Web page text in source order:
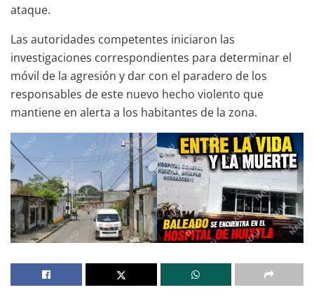
ataque.
Las autoridades competentes iniciaron las
investigaciones correspondientes para determinar el
móvil de la agresión y dar con el paradero de los
responsables de este nuevo hecho violento que
mantiene en alerta a los habitantes de la zona.